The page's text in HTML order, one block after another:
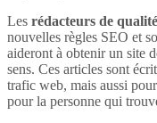
Les rédacteurs de
nouvelles règles SEO et
aideront à obtenir un site
sens. Ces articles sont
trafic web, mais aussi
pour la personne qui